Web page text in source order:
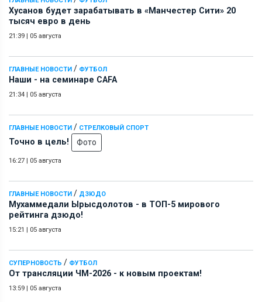
Хусанов будет зарабатывать в «Манчестер Сити» 20
тысяч евро в день
21:39 | 05 августа
ГЛАВНЫЕ НОВОСТИ / ФУТБОЛ
Наши - на семинаре СAFA
21:34 | 05 августа
ГЛАВНЫЕ НОВОСТИ / СТРЕЛКОВЫЙ СПОРТ
Точно в цель! Фото
16:27 | 05 августа
ГЛАВНЫЕ НОВОСТИ / ДЗЮДО
Мухаммедали Ырысдолотов - в ТОП-5 мирового
рейтинга дзюдо!
15:21 | 05 августа
СУПЕРНОВОСТЬ / ФУТБОЛ
От трансляции ЧМ-2026 - к новым проектам!
13:59 | 05 августа